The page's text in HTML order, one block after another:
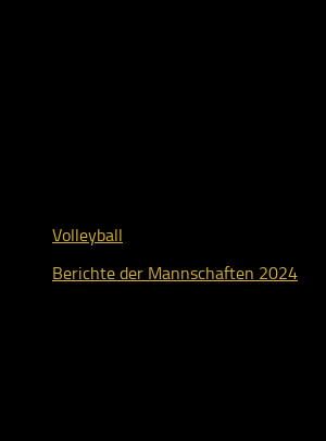
Volleyball
Berichte der Mannschaften 2024